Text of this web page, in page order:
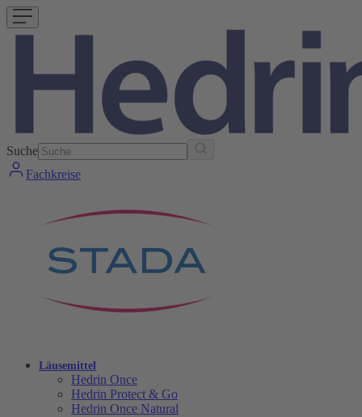
Suche
Fachkreise
Läusemittel
Hedrin Once
Hedrin Protect & Go
Hedrin Once Natural